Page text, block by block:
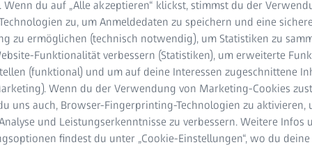
AZ Sint-Maarten, Campus
Wenn du auf „Alle akzeptieren“ klickst, stimmst du der
zu, um Anmeldedaten zu speichern und eine sichere
zu ermöglichen (technisch notwendig), um Statistiken zu
Funktionalität verbessern (Statistiken), um erweiterte
(funktional) und um auf deine Interessen zugeschnittene
Wenn du der Verwendung von Marketing-Cookies
uns auch, Browser-Fingerprinting-Technologien zu aktivieren,
und Leistungserkenntnisse zu verbessern. Weitere Infos
findest du unter „Cookie-Einstellungen“, wo du deine